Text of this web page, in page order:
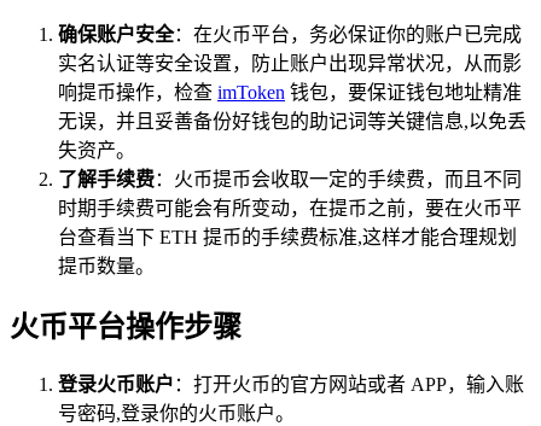
确保账户安全：在火币平台，务必保证你的账户已完成
实名认证等安全设置，防止账户出现异常状况，从而影
响提币操作，检查 imToken 钱包，要保证钱包地址精准
无误，并且妥善备份好钱包的助记词等关键信息,以免丢
失资产。
了解手续费：火币提币会收取一定的手续费，而且不同
时期手续费可能会有所变动，在提币之前，要在火币平
台查看当下 ETH 提币的手续费标准,这样才能合理规划
提币数量。
火币平台操作步骤
登录火币账户 ：打开火币的官方网站或者 APP，输入账
号密码,登录你的火币账户。